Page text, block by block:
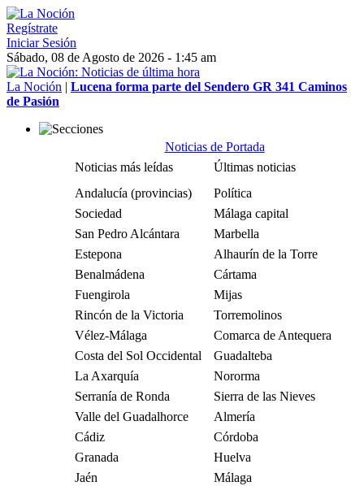
Regístrate
Iniciar Sesión
Sábado, 08 de Agosto de 2026 - 1:45 am
La Noción | Lucena forma parte del Sendero GR 341 Caminos
de Pasión
Noticias de Portada
Noticias más leídas
Últimas noticias
Andalucía (provincias)
Política
Sociedad
Málaga capital
San Pedro Alcántara
Marbella
Estepona
Alhaurín de la Torre
Benalmádena
Cártama
Fuengirola
Mijas
Rincón de la Victoria
Torremolinos
Vélez-Málaga
Comarca de Antequera
Costa del Sol Occidental
Guadalteba
La Axarquía
Nororma
Serranía de Ronda
Sierra de las Nieves
Valle del Guadalhorce
Almería
Cádiz
Córdoba
Granada
Huelva
Jaén
Málaga